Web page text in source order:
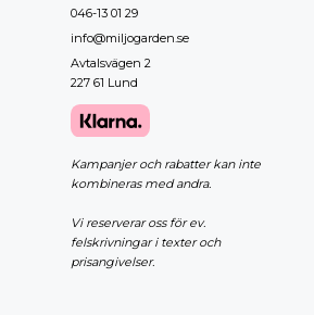
046-13 01 29
info@miljogarden.se
Avtalsvägen 2
227 61 Lund
Kampanjer och rabatter kan inte
kombineras med andra.
Vi reserverar oss för ev.
felskrivningar i texter och
prisangivelser.